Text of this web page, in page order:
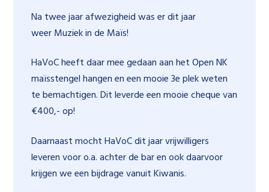
Na twee jaar afwezigheid was er dit jaar
weer Muziek in de Maïs!
HaVoC heeft daar mee gedaan aan het Open NK
maïsstengel hangen en een mooie 3e plek weten
te bemachtigen. Dit leverde een mooie cheque van
€400,- op!
Daarnaast mocht HaVoC dit jaar vrijwilligers
leveren voor o.a. achter de bar en ook daarvoor
krijgen we een bijdrage vanuit Kiwanis.